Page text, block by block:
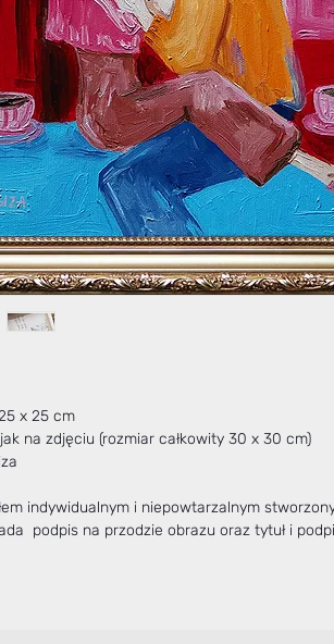
x 25 cm
na zdjęciu (rozmiar całkowity 30 x 30 cm)
indywidualnym i niepowtarzalnym
podpis na przodzie obrazu oraz tytuł i